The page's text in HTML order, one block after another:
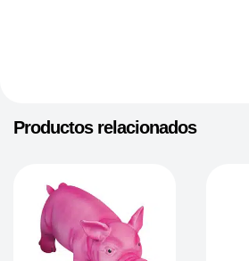
Productos relacionados